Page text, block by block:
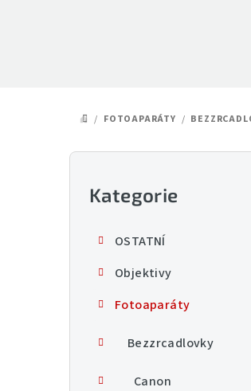
DOMŮ
/ FOTOAPARÁTY /
P
Přeskočit
kategorie
Kategorie
OSTATNÍ
Objektivy
Fotoaparáty
Bezzrcadlovky
Canon